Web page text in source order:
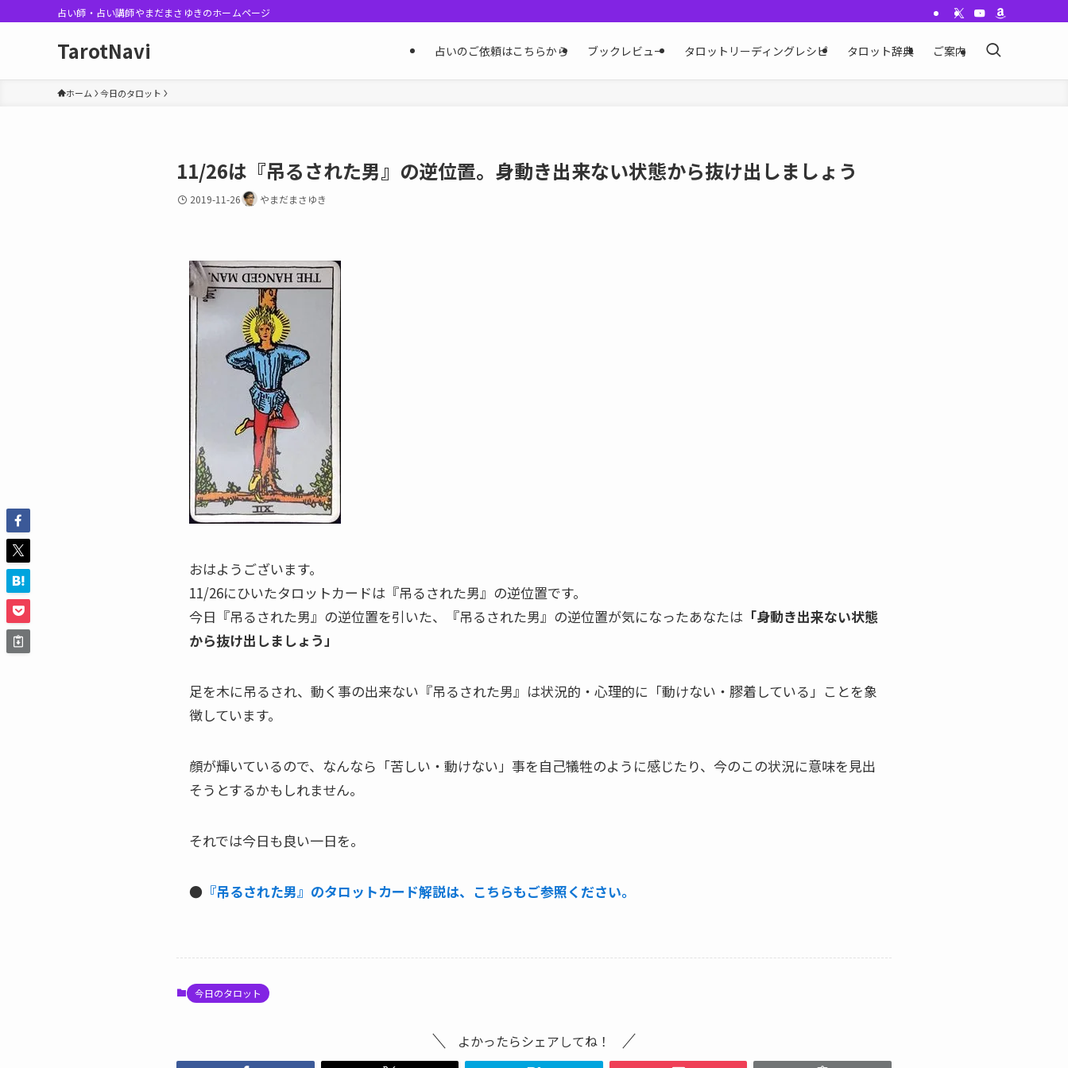
占い師・占い講師やまだまさゆきのホームページ
TarotNavi 占いのご依頼はこちらから ブックレビュー タロットリーディングレシピ タロット辞典 ご案内
ホーム 今日のタロット
11/26は『吊るされた男』の逆位置。身動き出来ない状態から抜け出しましょう
2019-11-26 やまだまさゆき
おはようございます。
11/26にひいたタロットカードは『吊るされた男』の逆位置です。
今日『吊るされた男』の逆位置を引いた、『吊るされた男』の逆位置が気になったあなたは 「身動き出来ない状態
から抜け出しましょう」
足を木に吊るされ、動く事の出来ない『吊るされた男』は状況的・心理的に「動けない・膠着している」ことを象
徴しています。
顔が輝いているので、なんなら「苦しい・動けない」事を自己犠牲のように感じたり、今のこの状況に意味を見出
そうとするかもしれません。
それでは今日も良い一日を。
● 『吊るされた男』のタロットカード解説は、こちらもご参照ください。
今日のタロット
よかったらシェアしてね！